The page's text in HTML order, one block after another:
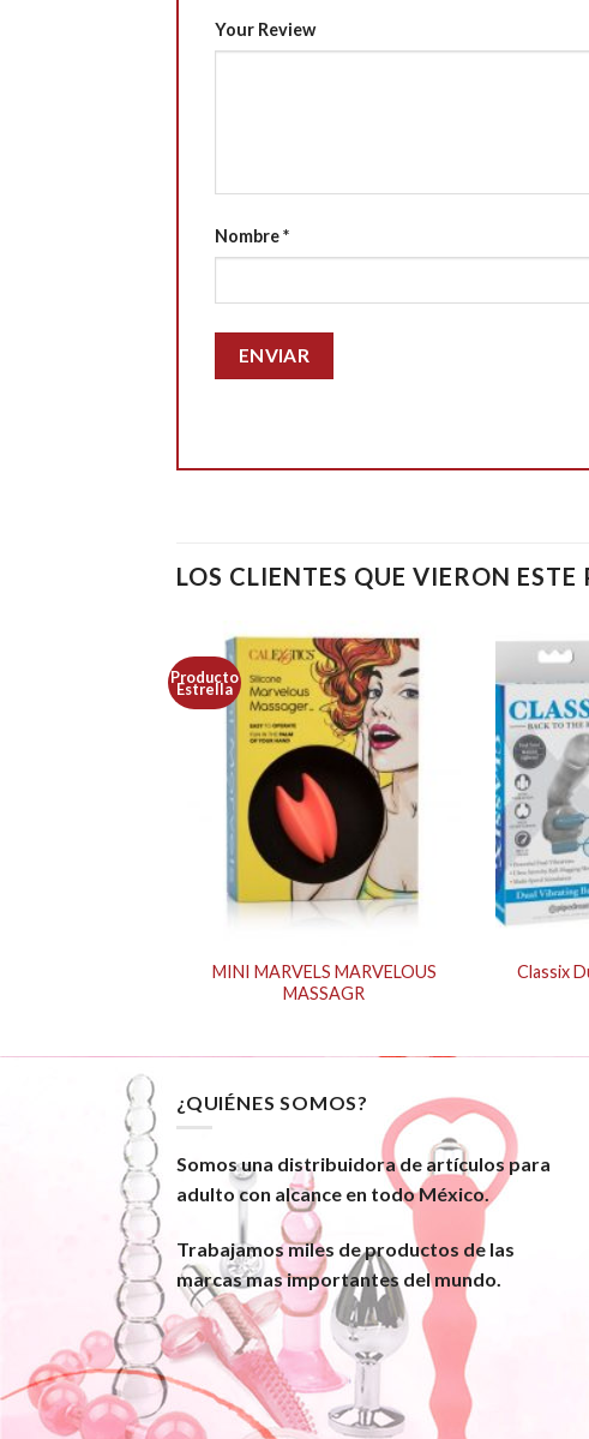
Your Review
Nombre*
LOS CLIENTES QUE VIERON
Producto
Estrella
MINI MARVELS MARVELOUS
MASSAGR
Classix
¿QUIÉNES SOMOS?
Somos una distribuidora de artículos para
adulto con alcance en todo México.
Trabajamos miles de productos de las
marcas mas importantes del mundo.